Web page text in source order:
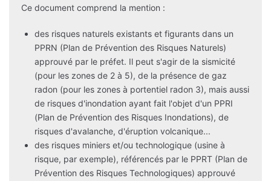
Ce document comprend la mention :
des risques naturels existants et figurants dans un
PPRN (Plan de Prévention des Risques Naturels)
approuvé par le préfet. Il peut s'agir de la sismicité
(pour les zones de 2 à 5), de la présence de gaz
radon (pour les zones à portentiel radon 3), mais aussi
de risques d'inondation ayant fait l'objet d'un PPRI
(Plan de Prévention des Risques Inondations), de
risques d'avalanche, d'éruption volcanique...
des risques miniers et/ou technologique (usine à
risque, par exemple), référencés par le PPRT (Plan de
Prévention des Risques Technologiques) approuvé